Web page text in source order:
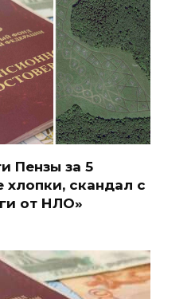
Пензы за 5
хлопки, скандал с
от НЛО»